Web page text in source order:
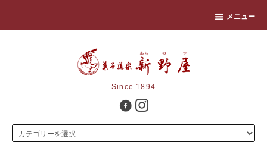
メニュー
Since 1894